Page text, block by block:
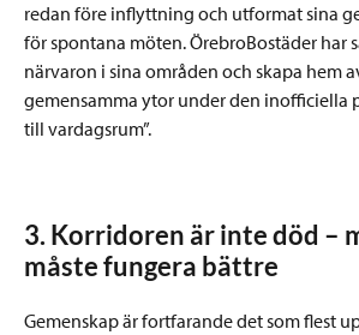
redan före inflyttning och utformat sina
för spontana möten. ÖrebroBostäder har
närvaron i sina områden och skapa hem
gemensamma ytor under den inofficiella
till vardagsrum”.
3. Korridoren är inte död –
måste fungera bättre
Gemenskap är fortfarande det som flest